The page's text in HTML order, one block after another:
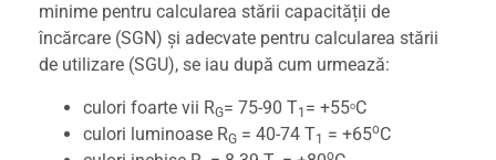
minime pentru calcularea stării capacității de
încărcare (SGN) și adecvate pentru calcularea stării
de utilizare (SGU), se iau după cum urmează:
culori foarte vii RG= 75-90 T1 = +55oC
culori luminoase RG = 40-74 T1 = +65oC
o